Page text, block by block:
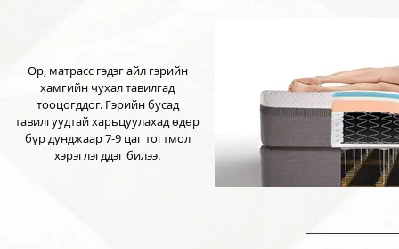
Ор, матрасс гэдэг айл гэрийн
хамгийн чухал тавилгад
тооцогддог. Гэрийн бусад
тавилгуудтай харьцуулахад ѳдѳр
бүр дунджаар 7-9 цаг тогтмол
хэрэглэгддэг билээ.